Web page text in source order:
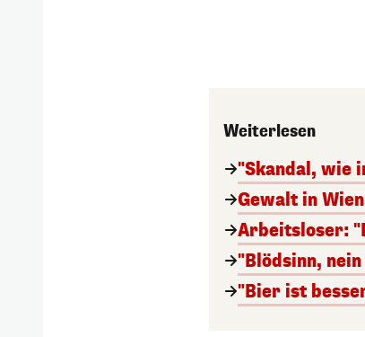
Weiterlesen
"Skandal, wie
Gewalt in
Arbeitsloser:
"Blödsinn,
"Bier ist